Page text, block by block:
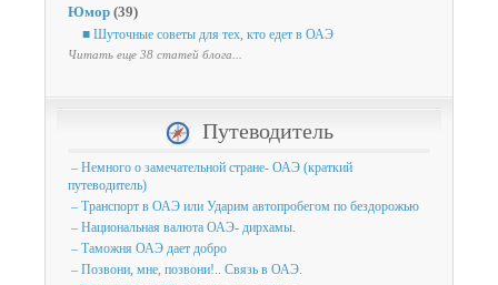
Юмор (39)
■ Шуточные советы для тех, кто едет в ОАЭ
Читать еще 38 статей блога...
Путеводитель
– Немного о замечательной стране- ОАЭ (краткий
путеводитель)
– Транспорт в ОАЭ или Ударим автопробегом по бездорожью
– Национальная валюта ОАЭ- дирхамы.
– Таможня ОАЭ дает добро
– Позвони, мне, позвони!.. Связь в ОАЭ.